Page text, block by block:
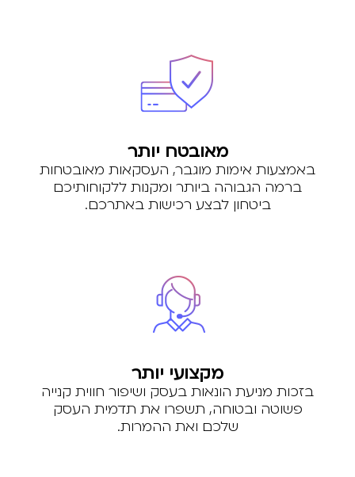
מאובטח יותר
באמצעות אימות מוגבר, העסקאות מאובטחות
ברמה הגבוהה ביותר ומקנות ללקוחותיכם
ביטחון לבצע רכישות באתרכם.
מקצועי יותר
בזכות מניעת הונאות בעסק ושיפור חווית קנייה
פשוטה ובטוחה, תשפרו את תדמית העסק
שלכם ואת ההמרות.